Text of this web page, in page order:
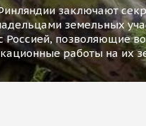
заключают
земельных
Россией, позволяющие
работы на их